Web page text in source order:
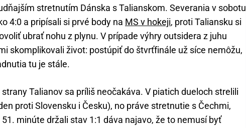
stretnutím Dánska s Talianskom. Severania v sobotu
4:0 a pripísali si prvé body na MS v hokeji, proti Taliansku si
ubrať nohu z plynu. V prípade výhry outsidera z juhu
skomplikovali život: postúpiť do štvrťfinále už síce nemôžu,
tu je stále.
Talianov sa príliš neočakáva. V piatich dueloch strelili
proti Slovensku i Česku), no práve stretnutie s Čechmi,
minúte držali stav 1:1 dáva najavo, že to nemusí byť